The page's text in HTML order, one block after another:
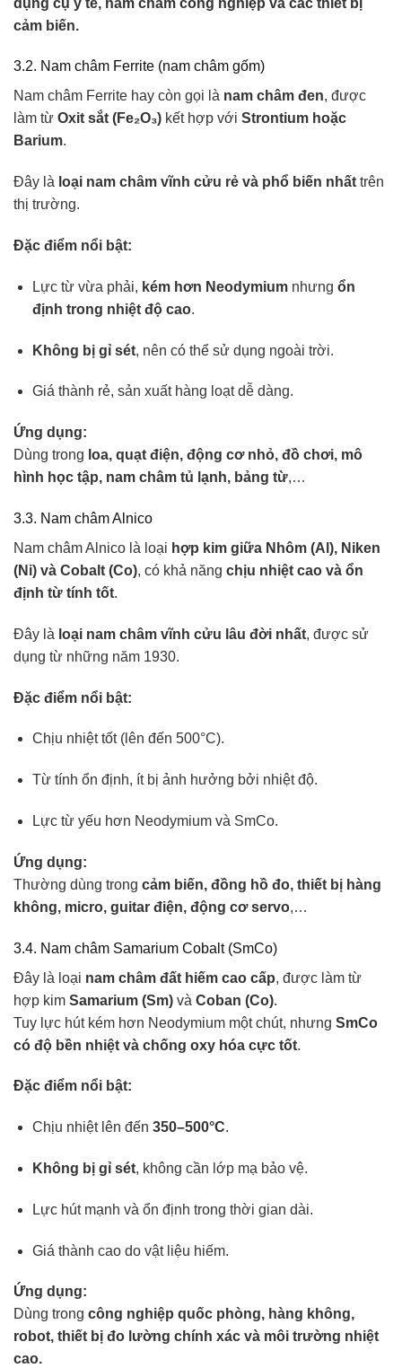
cảm biến.
3.2. Nam châm Ferrite (nam châm gốm)
Nam châm Ferrite hay còn gọi là nam châm đen, được
làm từ Oxit sắt (Fe₂O₃) kết hợp với Strontium hoặc
Barium.
Đây là loại nam châm vĩnh cửu rẻ và phổ biến nhất trên
thị trường.
Đặc điểm nổi bật:
Lực từ vừa phải, kém hơn Neodymiumnhưng ổn
định trong nhiệt độ cao.
Không bị gỉ sét, nên có thể sử dụng ngoài trời.
Giá thành rẻ, sản xuất hàng loạt dễ dàng.
Ứng dụng:
Dùng trong loa, quạt điện, động cơ nhỏ, đồ chơi, mô
hình học tập, nam châm tủ lạnh, bảng từ,…
3.3. Nam châm Alnico
Nam châm Alnico là loại hợp kim giữa Nhôm (Al), Niken
(Ni) và Cobalt (Co), có khả năng chịu nhiệt cao và ổn
định từ tính tốt.
Đây là loại nam châm vĩnh cửu lâu đời nhất, được sử
dụng từ những năm 1930.
Đặc điểm nổi bật:
Chịu nhiệt tốt (lên đến 500°C).
Từ tính ổn định, ít bị ảnh hưởng bởi nhiệt độ.
Lực từ yếu hơn Neodymium và SmCo.
Ứng dụng:
Thường dùng trong cảm biến, đồng hồ đo, thiết bị hàng
không, micro, guitar điện, động cơ servo,…
3.4. Nam châm Samarium Cobalt (SmCo)
Đây là loại nam châm đất hiếm cao cấp, được làm từ
hợp kim Samarium (Sm) và Coban (Co).
Tuy lực hút kém hơn Neodymium một chút, nhưng SmCo
có độ bền nhiệt và chống oxy hóa cực tốt.
Đặc điểm nổi bật:
Chịu nhiệt lên đến 350–500°C.
Không bị gỉ sét, không cần lớp mạ bảo vệ.
Lực hút mạnh và ổn định trong thời gian dài.
Giá thành cao do vật liệu hiếm.
Ứng dụng:
Dùng trong công nghiệp quốc phòng, hàng không,
robot, thiết bị đo lường chính xác và môi trường nhiệt
cao.